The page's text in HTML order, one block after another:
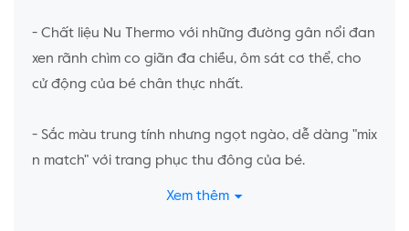
- Chất liệu Nu Thermo với những đường gân nổi đan
xen rãnh chìm co giãn đa chiều, ôm sát cơ thể, cho
cử động của bé chân thực nhất.
- Sắc màu trung tính nhưng ngọt ngào, dễ dàng "mix
n match" với trang phục thu đông của bé.
Xem thêm